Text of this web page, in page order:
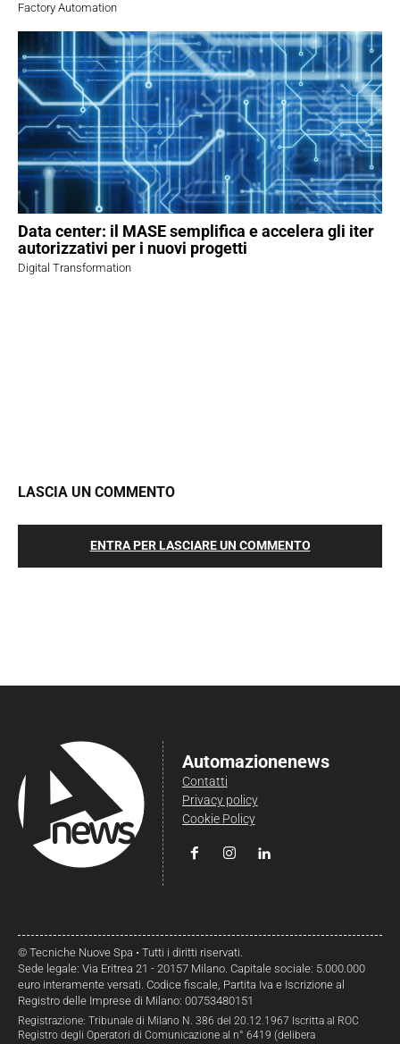
Factory Automation
Data center: il MASE semplifica e accelera gli iter
autorizzativi per i nuovi progetti
Digital Transformation
LASCIA UN COMMENTO
ENTRA PER LASCIARE UN COMMENTO
Automazionenews
Contatti
Privacy policy
Cookie Policy
© Tecniche Nuove Spa • Tutti i diritti riservati.
Sede legale: Via Eritrea 21 - 20157 Milano. Capitale sociale: 5.000.000
euro interamente versati. Codice fiscale, Partita Iva e Iscrizione al
Registro delle Imprese di Milano: 00753480151
Registrazione: Tribunale di Milano N. 386 del 20.12.1967 Iscritta al ROC
Registro degli Operatori di Comunicazione al n° 6419 (delibera